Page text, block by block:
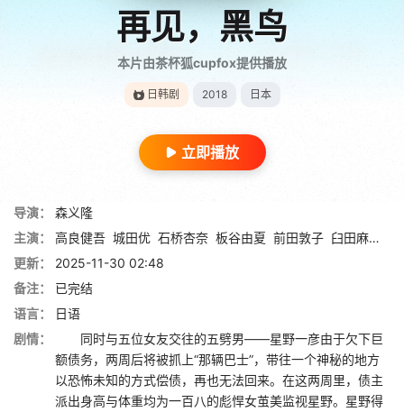
再见，黑鸟
本片由茶杯狐cupfox提供播放
日韩剧 2018 日本
立即播放
导演：
森义隆
主演：
高良健吾 城田优 石桥杏奈 板谷由夏 前田敦子 臼田麻美
更新：
2025-11-30 02:48
备注：
已完结
语言：
日语
剧情：
同时与五位女友交往的五劈男——星野一彦由于欠下巨
额债务，两周后将被抓上“那辆巴士”，带往一个神秘的地方
以恐怖未知的方式偿债，再也无法回来。在这两周里，债主
派出身高与体重均为一百八的彪悍女茧美监视星野。星野得